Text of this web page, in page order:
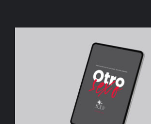
AÑADIR AL CARRITO /